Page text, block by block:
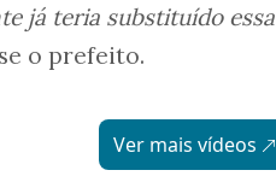
já teria substituído essa
o prefeito.
Ver mais vídeos